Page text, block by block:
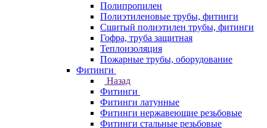
Полипропилен
Полиэтиленовые трубы, фитинги
Сшитый полиэтилен трубы, фитинги
Гофра, труба защитная
Теплоизоляция
Пожарные трубы, оборудование
Фитинги
Назад
Фитинги
Фитинги латунные
Фитинги нержавеющие резьбовые
Фитинги стальные резьбовые